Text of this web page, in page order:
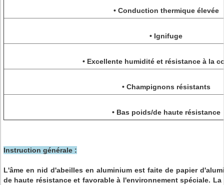
• Conduction thermique élevée
• Ignifuge
• Excellente humidité et résistance à la
• Champignons résistants
• Bas poids/de haute résistance
Instruction générale :
L'âme en nid d'abeilles en aluminium est faite de papier
de haute résistance et favorable à l'environnement spéciale.